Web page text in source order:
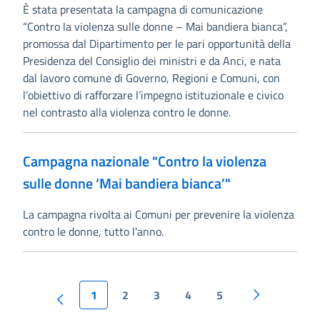
È stata presentata la campagna di comunicazione
“Contro la violenza sulle donne – Mai bandiera bianca”,
promossa dal Dipartimento per le pari opportunità della
Presidenza del Consiglio dei ministri e da Anci, e nata
dal lavoro comune di Governo, Regioni e Comuni, con
l’obiettivo di rafforzare l’impegno istituzionale e civico
nel contrasto alla violenza contro le donne.
Campagna nazionale "Contro la violenza
sulle donne ‘Mai bandiera bianca’"
La campagna rivolta ai Comuni per prevenire la violenza
contro le donne, tutto l'anno.
1 2 3 4 5